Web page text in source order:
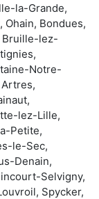
la-Grande,
Bondues,
Bruille-lez-
Notre-
lez-Lille,
Petite,
le-Sec,
Denain,
Selvigny,
Spycker,